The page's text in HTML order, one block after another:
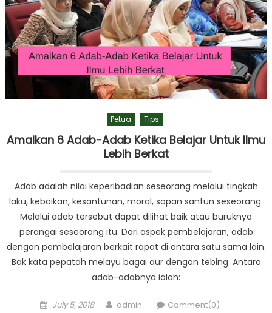
Petua Tips
Amalkan 6 Adab-Adab Ketika Belajar Untuk Ilmu
Lebih Berkat
Adab adalah nilai keperibadian seseorang melalui tingkah
laku, kebaikan, kesantunan, moral, sopan santun seseorang.
Melalui adab tersebut dapat dilihat baik atau buruknya
perangai seseorang itu. Dari aspek pembelajaran, adab
dengan pembelajaran berkait rapat di antara satu sama lain.
Bak kata pepatah melayu bagai aur dengan tebing. Antara
adab-adabnya ialah:
Posted
July 5, 2018 Author
admin Comment(0)